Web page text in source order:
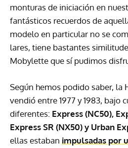
monturas de iniciación en
fantásticos recuerdos de
modelo en particular no se
lares, tiene bastantes
Mobylette que sí pudimos
Según hemos podido saber, la
vendió entre 1977 y 1983, bajo
diferentes: Express (NC50),
Express SR (NX50) y Urban
ellas estaban impulsadas por